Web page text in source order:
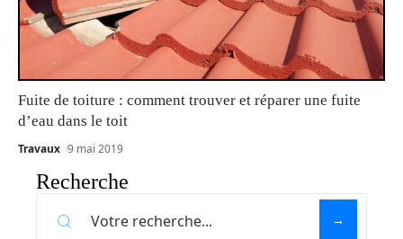
Fuite de toiture : comment trouver et réparer une fuite
d’eau dans le toit
Travaux 9 mai 2019
Recherche